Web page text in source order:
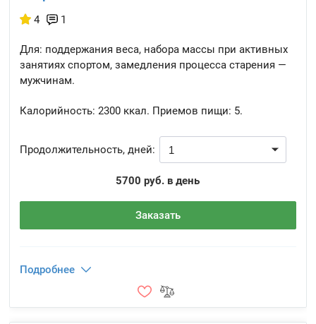
4 1
Для: поддержания веса, набора массы при активных
занятиях спортом, замедления процесса старения —
мужчинам.
Калорийность: 2300 ккал. Приемов пищи: 5.
Продолжительность, дней:
5700 руб. в день
Заказать
Подробнее